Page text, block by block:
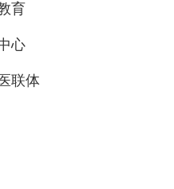
育
心
联体